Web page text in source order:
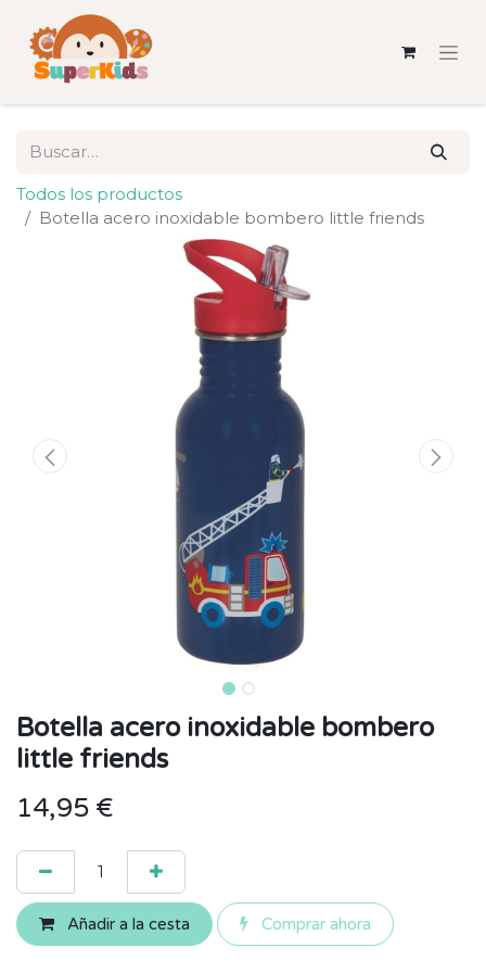
Todos los productos
Botella acero inoxidable bombero little friends
Botella acero inoxidable bombero
little friends
14,95 €
Añadir a la cesta Comprar ahora